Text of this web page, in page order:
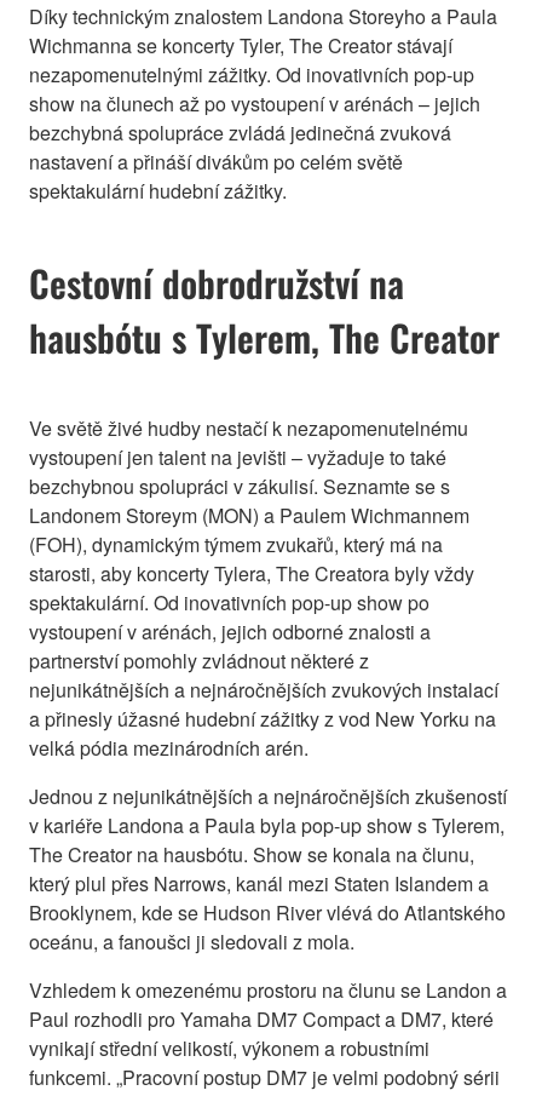
Díky technickým znalostem Landona Storeyho a Paula
Wichmanna se koncerty Tyler, The Creator stávají
nezapomenutelnými zážitky. Od inovativních pop-up
show na člunech až po vystoupení v arénách – jejich
bezchybná spolupráce zvládá jedinečná zvuková
nastavení a přináší divákům po celém světě
spektakulární hudební zážitky.
Cestovní dobrodružství na
hausbótu s Tylerem, The Creator
Ve světě živé hudby nestačí k nezapomenutelnému
vystoupení jen talent na jevišti – vyžaduje to také
bezchybnou spolupráci v zákulisí. Seznamte se s
Landonem Storeym (MON) a Paulem Wichmannem
(FOH), dynamickým týmem zvukařů, který má na
starosti, aby koncerty Tylera, The Creatora byly vždy
spektakulární. Od inovativních pop-up show po
vystoupení v arénách, jejich odborné znalosti a
partnerství pomohly zvládnout některé z
nejunikátnějších a nejnáročnějších zvukových instalací
a přinesly úžasné hudební zážitky z vod New Yorku na
velká pódia mezinárodních arén.
Jednou z nejunikátnějších a nejnáročnějších zkušeností
v kariéře Landona a Paula byla pop-up show s Tylerem,
The Creator na hausbótu. Show se konala na člunu,
který plul přes Narrows, kanál mezi Staten Islandem a
Brooklynem, kde se Hudson River vlévá do Atlantského
oceánu, a fanoušci ji sledovali z mola.
Vzhledem k omezenému prostoru na člunu se Landon a
Paul rozhodli pro Yamaha DM7 Compact a DM7, které
vynikají střední velikostí, výkonem a robustními
funkcemi. „Pracovní postup DM7 je velmi podobný sérii